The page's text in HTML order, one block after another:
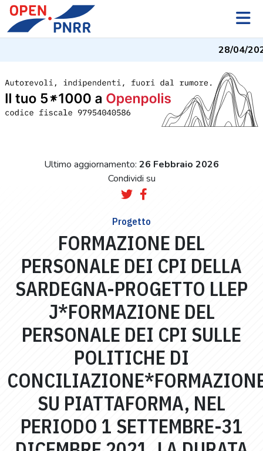
28/04/
Ultimo aggiornamento: 26 Febbraio 2026
Condividi su
Progetto
FORMAZIONE DEL
PERSONALE DEI CPI DELLA
SARDEGNA-PROGETTO LLEP
J*FORMAZIONE DEL
PERSONALE DEI CPI SULLE
POLITICHE DI
SU PIATTAFORMA, NEL
PERIODO 1 SETTEMBRE-31